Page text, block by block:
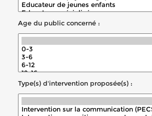
Age du public concerné :
Type(s) d'intervention proposée(s) :